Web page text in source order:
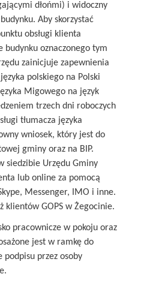
dłońmi) i widoczny
Aby skorzystać
obsługi klienta
budynku oznaczonego tym
zainicjuje zapewnienia
polskiego na Polski
Migowego na język
trzech dni roboczych
tłumacza języka
wniosek, który jest do
gminy oraz na BIP.
siedzibie Urzędu Gminy
lub online za pomocą
Messenger, IMO i inne.
GOPS w Żegocinie.
pracownicze w pokoju oraz
jest w ramkę do
podpisu przez osoby